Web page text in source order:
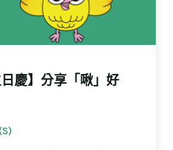
慶】分享「啾」好